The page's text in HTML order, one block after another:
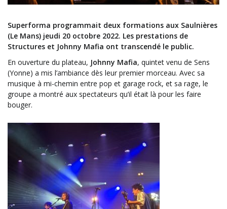
Superforma programmait deux formations aux Saulnières
(Le Mans) jeudi 20 octobre 2022. Les prestations de
Structures et Johnny Mafia ont transcendé le public.
En ouverture du plateau, Johnny Mafia, quintet venu de Sens
(Yonne) a mis l’ambiance dès leur premier morceau. Avec sa
musique à mi-chemin entre pop et garage rock, et sa rage, le
groupe a montré aux spectateurs qu’il était là pour les faire
bouger.